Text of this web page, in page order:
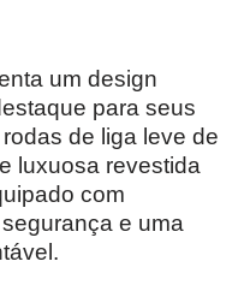
um design
para seus
de liga leve de
luxuosa revestida
com
e uma